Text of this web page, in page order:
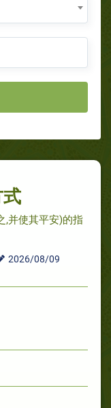
,并使其平安)的指
2026/08/09